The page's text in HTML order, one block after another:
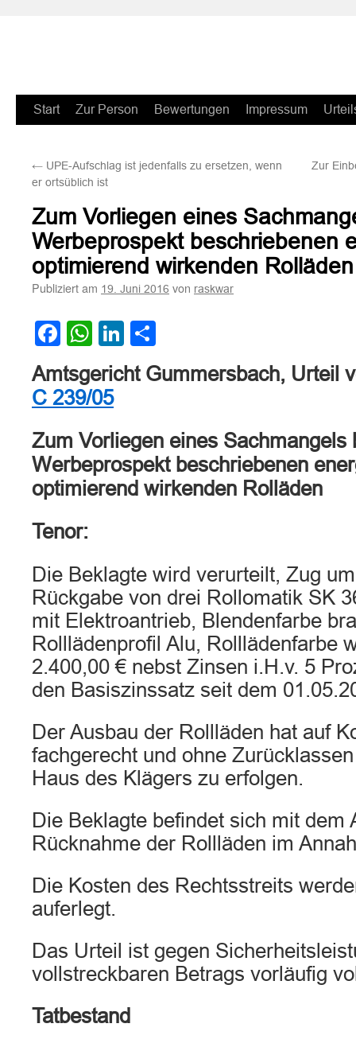
Zum
springen
Start Zur Person Bewertungen Impressum
← UPE-Aufschlag ist jedenfalls zu ersetzen, wenn
er ortsüblich ist
Zur
Zum Vorliegen eines
Werbeprospekt beschriebenen
optimierend wirkenden Rolläden
Publiziert am 19. Juni 2016 von raskwar
Facebook
WhatsApp
LinkedIn
Amtsgericht Gummersbach, Urteil
C 239/05
Zum Vorliegen eines Sachmangels
Werbeprospekt beschriebenen
optimierend wirkenden Rolläden
Tenor:
Die Beklagte wird verurteilt, Zug
Rückgabe von drei Rollomatik SK
mit Elektroantrieb, Blendenfarbe
Rolllädenprofil Alu, Rolllädenfarbe
2.400,00 € nebst Zinsen i.H.v. 5
den Basiszinssatz seit dem
Der Ausbau der Rollläden hat auf
fachgerecht und ohne
Haus des Klägers zu erfolgen.
Die Beklagte befindet sich mit dem
Rücknahme der Rollläden im
Die Kosten des Rechtsstreits
auferlegt.
Das Urteil ist gegen
vollstreckbaren Betrags vorläufig
Tatbestand